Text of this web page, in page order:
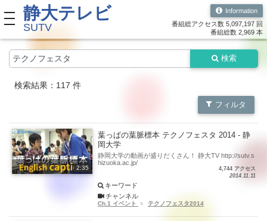
toggle navigation
静大テレビ
SUTV
Information
番組総アクセス数 5,097,197 回
番組総数 2,969 本
検索
検索結果：117 件
フィルタ
2:35
葉っぱの葉脈標本 テクノフェスタ 2014 - 静
岡大学
静岡大学の動画が盛りだくさん！ 静大TV http://sutv.s
hizuoka.ac.jp/
4,744 アクセス
2014.11.11
キーワード
チャンネル
Ch.1 イベント テクノフェスタ2014